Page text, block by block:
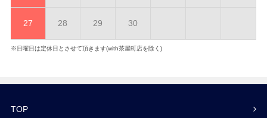
27 28 29 30
※日曜日は定休日とさせて頂きます(with茶屋町店を除く)
TOP